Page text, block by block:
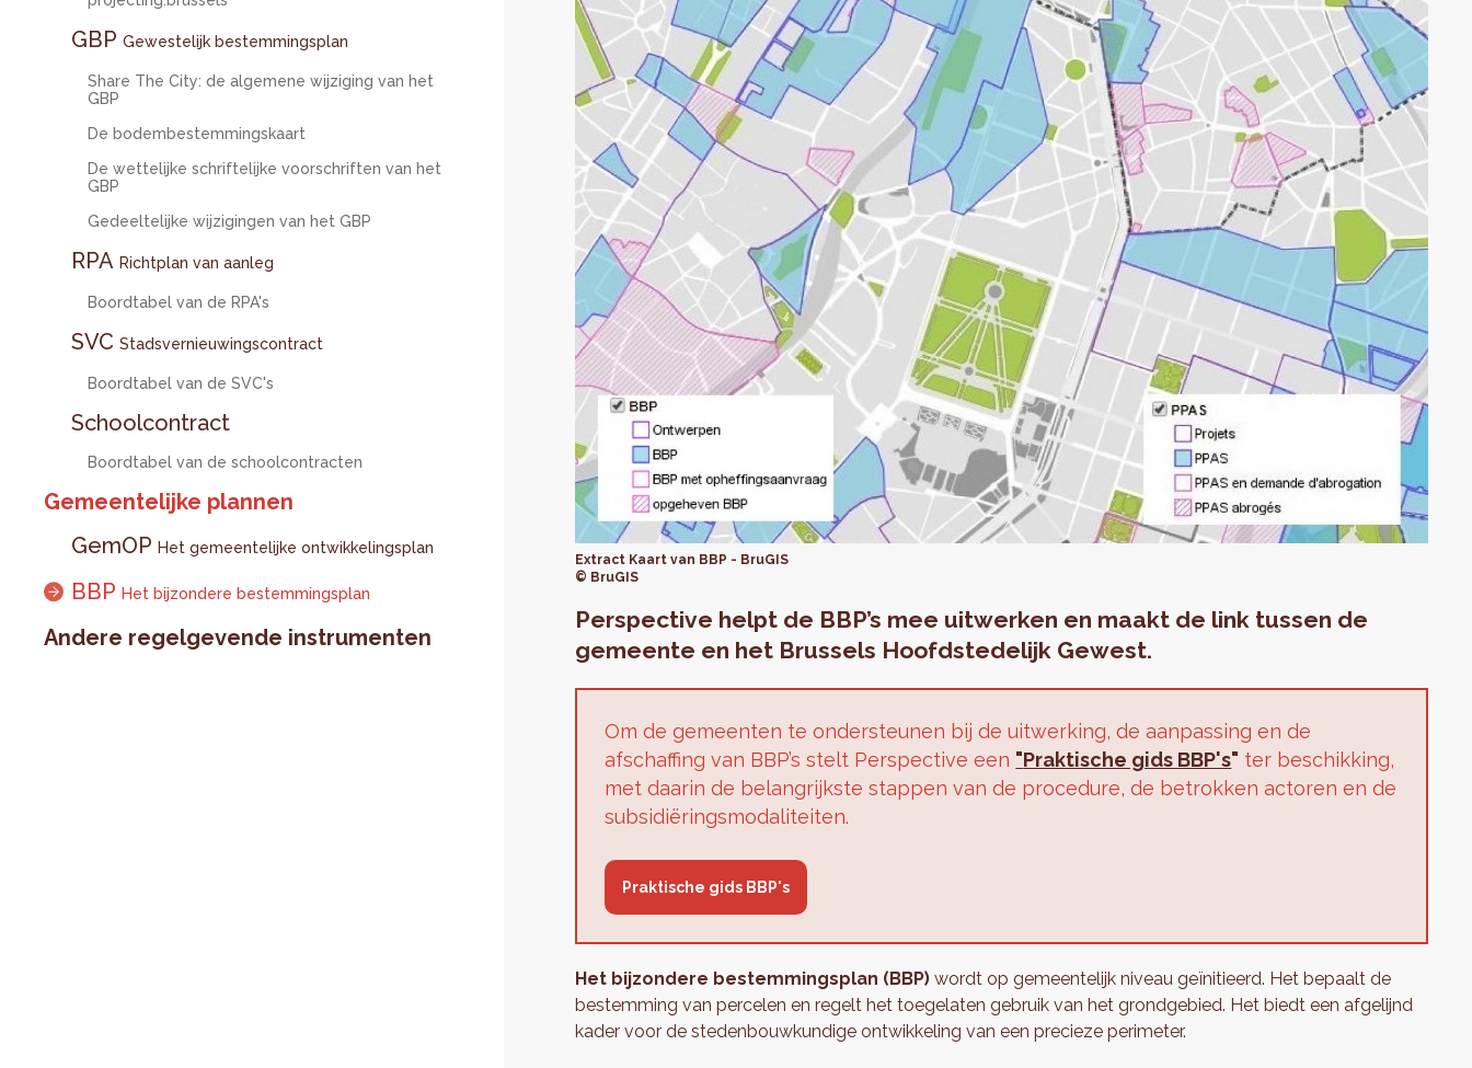
GBP Gewestelijk bestemmingsplan
Share The City: de algemene wijziging van het
GBP
De bodembestemmingskaart
De wettelijke schriftelijke voorschriften van het
GBP
Gedeeltelijke wijzigingen van het GBP
RPA Richtplan van aanleg
Boordtabel van de RPA's
SVC Stadsvernieuwingscontract
Boordtabel van de SVC's
Schoolcontract
Boordtabel van de schoolcontracten
Gemeentelijke plannen
GemOP Het gemeentelijke ontwikkelingsplan
BBP Het bijzondere bestemmingsplan
Andere regelgevende instrumenten
Extract Kaart van BBP - BruGIS
© BruGIS
Perspective helpt de BBP’s mee uitwerken en maakt de link tussen de
gemeente en het Brussels Hoofdstedelijk Gewest.
Om de gemeenten te ondersteunen bij de uitwerking, de aanpassing en de
afschaffing van BBP’s stelt Perspective een "Praktische gids BBP's" ter beschikking,
met daarin de belangrijkste stappen van de procedure, de betrokken actoren en de
subsidiëringsmodaliteiten.
Praktische gids BBP's
Het bijzondere bestemmingsplan (BBP) wordt op gemeentelijk niveau geïnitieerd. Het bepaalt de
bestemming van percelen en regelt het toegelaten gebruik van het grondgebied. Het biedt een afgelijnd
kader voor de stedenbouwkundige ontwikkeling van een precieze perimeter.